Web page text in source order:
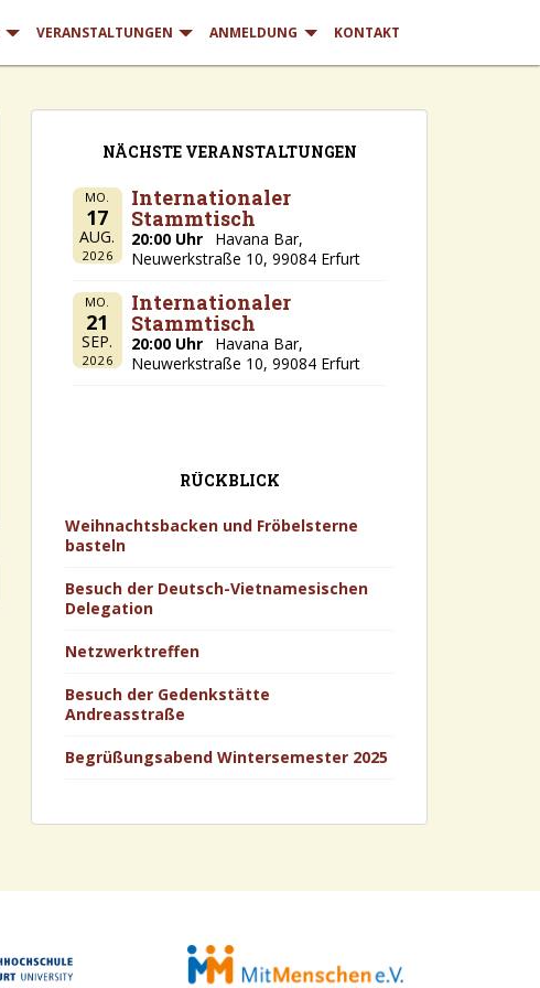
VERANSTALTUNGEN ANMELDUNG KONTAKT
NÄCHSTE VERANSTALTUNGEN
MO.
17
AUG.
2026
Internationaler
Stammtisch
20:00 Uhr
Havana Bar,
Neuwerkstraße 10, 99084 Erfurt
MO.
21
SEP.
2026
Internationaler
Stammtisch
20:00 Uhr
Havana Bar,
Neuwerkstraße 10, 99084 Erfurt
RÜCKBLICK
Weihnachtsbacken und Fröbelsterne
basteln
Besuch der Deutsch-Vietnamesischen
Delegation
Netzwerktreffen
Besuch der Gedenkstätte
Andreasstraße
Begrüßungsabend Wintersemester 2025